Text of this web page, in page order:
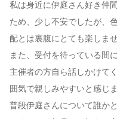
私は身近に伊庭さん好き仲
ため、少し不安でしたが、
配とは裏腹にとても楽しま
また、受付を待っている間
主催者の方自ら話しかけて
囲気で親しみやすいと感じま
普段伊庭さんについて誰か